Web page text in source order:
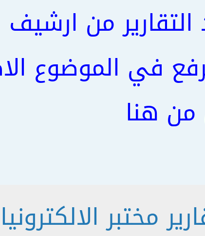
التقارير من
في الموضوع
من هنا